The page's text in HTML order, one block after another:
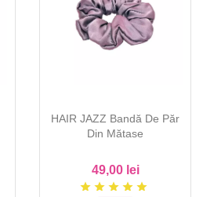
HAIR JAZZ Bandă De Păr
Din Mătase
49,00 lei
star star star star star